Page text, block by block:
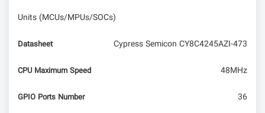
Units (MCUs/MPUs/SOCs)
Datasheet Cypress Semicon CY8C4245AZI-473
CPU Maximum Speed 48MHz
GPIO Ports Number 36